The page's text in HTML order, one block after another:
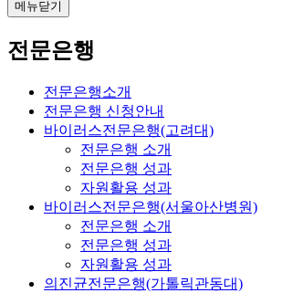
메뉴닫기
전문은행
전문은행소개
전문은행 신청안내
바이러스전문은행(고려대)
전문은행 소개
전문은행 성과
자원활용 성과
바이러스전문은행(서울아산병원)
전문은행 소개
전문은행 성과
자원활용 성과
의진균전문은행(가톨릭관동대)